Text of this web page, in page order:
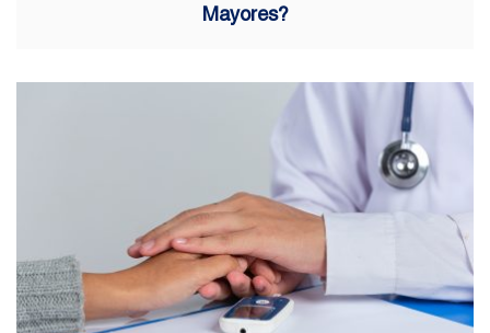
Mayores?